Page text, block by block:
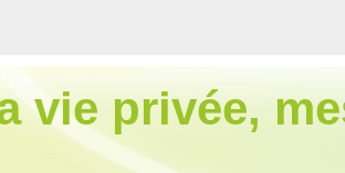
vie privée,